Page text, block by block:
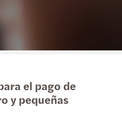
el pago de
y pequeñas